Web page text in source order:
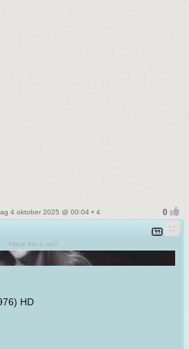
4 oktober 2025 @ 00:04 • 4
Hace frio o no?
HD